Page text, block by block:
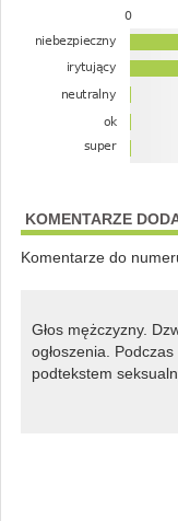
KOMENTARZE
Komentarze do
Głos mężczyzny.
ogłoszenia.
podtekstem